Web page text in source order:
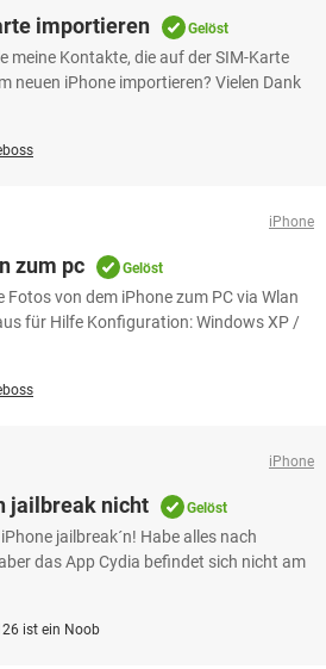
importieren Gelöst
meine Kontakte, die auf der SIM-Karte
neuen iPhone importieren? Vielen Dank
iPhone
zum pc Gelöst
Fotos von dem iPhone zum PC via Wlan
für Hilfe Konfiguration: Windows XP /
iPhone
jailbreak nicht Gelöst
jailbreak´n! Habe alles nach
das App Cydia befindet sich nicht am
ist ein Noob